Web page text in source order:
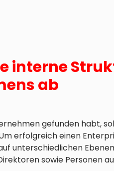
interne
ab
gefunden habt,
erfolgreich einen
unterschiedlichen
sowie Personen